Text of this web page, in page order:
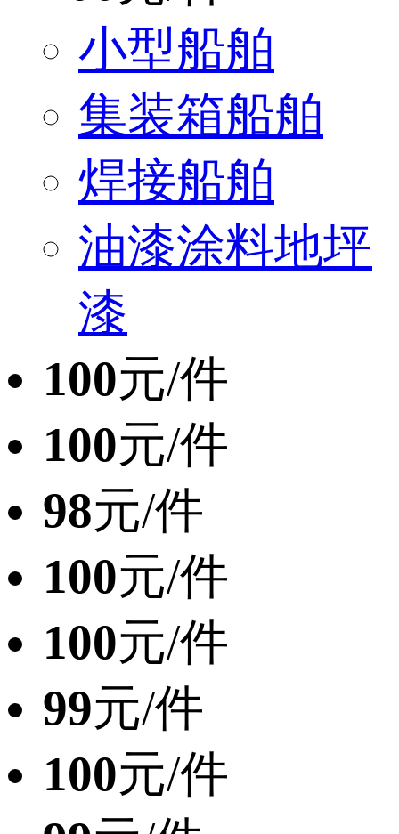
小型船舶
集装箱船舶
焊接船舶
油漆涂料地坪
漆
100元/件
100元/件
98元/件
100元/件
100元/件
99元/件
100元/件